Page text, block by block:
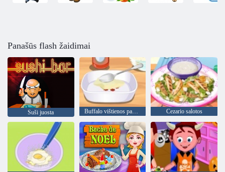
Panašūs flash žaidimai
Suši juosta Buffalo vištienos padažu Cezario salotos